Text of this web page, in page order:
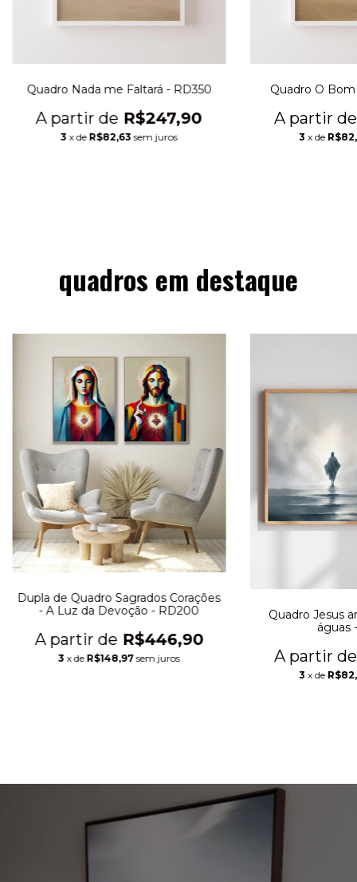
Quadro Nada me Faltará - RD350
R$247,90
3 x de R$82,63 sem juros
Quadro O
3 x de
quadros em destaque
Dupla de Quadro Sagrados Corações
- A Luz da Devoção - RD200
R$446,90
3 x de R$148,97 sem juros
Quadro Jesus
águas
3 x de